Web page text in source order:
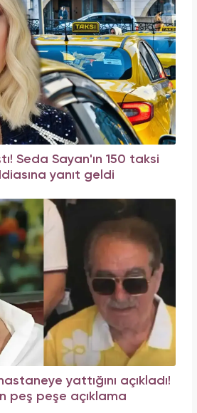
Seda Sayan'ın 150 taksi
yanıt geldi
yattığını açıkladı!
peş peşe açıklama